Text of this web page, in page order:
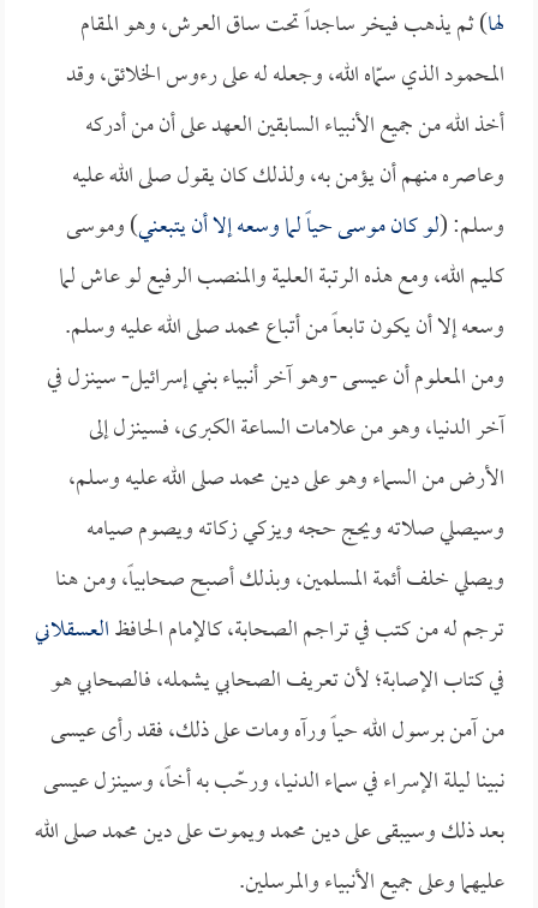
لها) ثم يذهب فيخر ساجداً تحت ساق العرش، وهو المقام
المحمود الذي سمّاه الله، وجعله له على رءوس الخلائق، وقد
أخذ الله من جميع الأنبياء السابقين العهد على أن من أدركه
وعاصره منهم أن يؤمن به، ولذلك كان يقول صلى الله عليه
وسلم: (لو كان موسى حياً لما وسعه إلا أن يتبعني) وموسى
كليم الله، ومع هذه الرتبة العلية والمنصب الرفيع لو عاش لما
وسعه إلا أن يكون تابعاً من أتباع محمد صلى الله عليه وسلم.
ومن المعلوم أن عيسى -وهو آخر أنبياء بني إسرائيل- سينزل في
آخر الدنيا، وهو من علامات الساعة الكبرى، فسينزل إلى
الأرض من السماء وهو على دين محمد صلى الله عليه وسلم،
وسيصلي صلاته ويحج حجه ويزكي زكاته ويصوم صيامه
ويصلي خلف أئمة المسلمين، وبذلك أصبح صحابياً، ومن هنا
ترجم له من كتب في تراجم الصحابة، كالإمام الحافظالعسقلاني
في كتاب الإصابة؛ لأن تعريف الصحابي يشمله، فالصحابي هو
من آمن برسول الله حياً ورآه ومات على ذلك، فقد رأى عيسى
نبينا ليلة الإسراء في سماء الدنيا، ورحّب به أخاً، وسينزل عيسى
بعد ذلك وسيبقى على دين محمد ويموت على دين محمد صلى الله
عليهما وعلى جميع الأنبياء والمرسلين.